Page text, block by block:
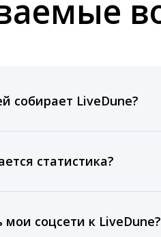
собирает LiveDune?
лучшие посты и
статистика?
оплате тарифа Бизнес
соцсети к LiveDune?